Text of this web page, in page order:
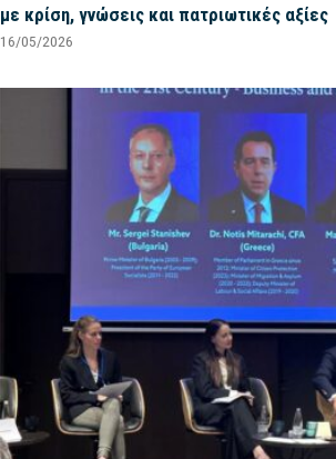
με κρίση, γνώσεις και πατριωτικές αξίες
16/05/2026